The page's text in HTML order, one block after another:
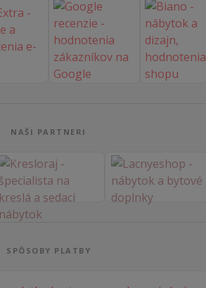
NAŠI PARTNERI
SPÔSOBY PLATBY